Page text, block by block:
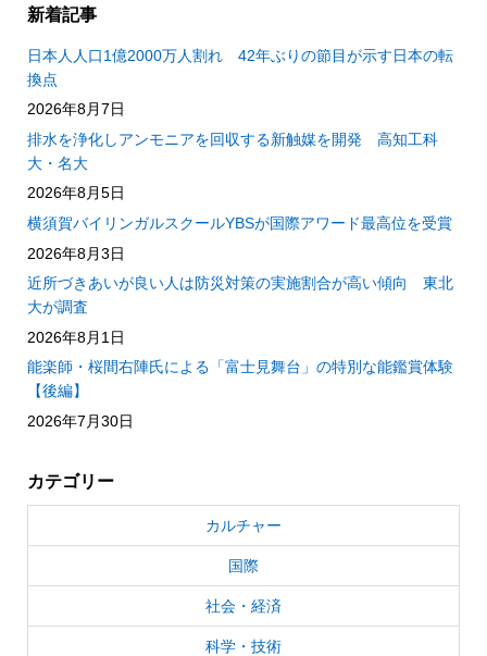
新着記事
日本人人口1億2000万人割れ 42年ぶりの節目が示す日本の転
換点
2026年8月7日
排水を浄化しアンモニアを回収する新触媒を開発 高知工科
大・名大
2026年8月5日
横須賀バイリンガルスクールYBSが国際アワード最高位を受賞
2026年8月3日
近所づきあいが良い人は防災対策の実施割合が高い傾向 東北
大が調査
2026年8月1日
能楽師・桜間右陣氏による「富士見舞台」の特別な能鑑賞体験
【後編】
2026年7月30日
カテゴリー
カルチャー
国際
社会・経済
科学・技術